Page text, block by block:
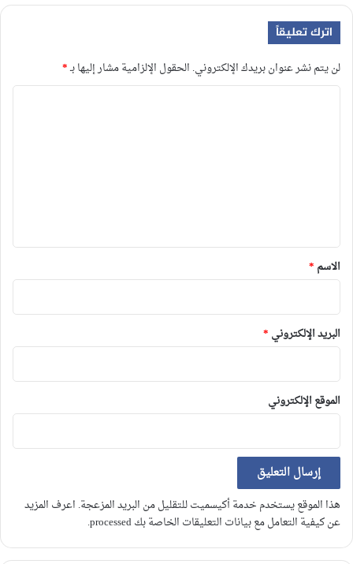
اترك تعليقاً
لن يتم نشر عنوان بريدك الإلكتروني. الحقول الإلزامية مشار إليها بـ*
*
الاسم *
البريد الإلكتروني *
الموقع الإلكتروني
هذا الموقع يستخدم خدمة أكيسميت للتقليل من البريد المزعجة. اعرف المزيد
عن كيفية التعامل مع بيانات التعليقات الخاصة بك processed
.